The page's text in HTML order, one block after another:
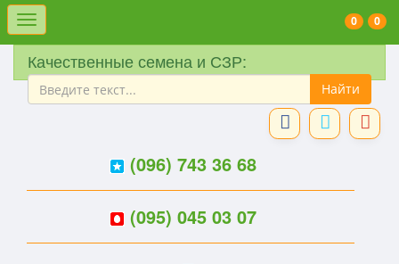
Меню 0
0
Качественные семена и СЗР:
(096) 743 36 68
(095) 045 03 07